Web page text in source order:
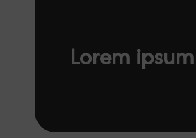
Lorem